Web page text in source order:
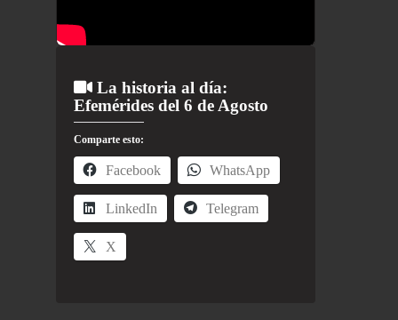
La historia al día:
Efemérides del 6 de Agosto
Comparte esto:
Facebook WhatsApp
LinkedIn Telegram
X